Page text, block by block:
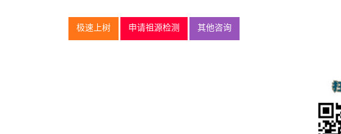
极速上树 申请祖源检测 其他咨询